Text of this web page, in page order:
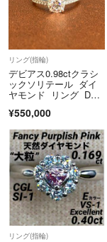
◆よくある質問◆​​
［マイページ(サイド
クマ公式ショップに
◆お問い合わせ◆ ​
商品詳細ページ、ま
＊お問い合わせいた
ください。 ​
問い合わせコード：
こちらのアカウント
営されています。
リング(指輪)
デビアス0.98ctクラシ
ックソリテール ダイ
ヤモンド リング DeB
¥550,000
リング(指輪)